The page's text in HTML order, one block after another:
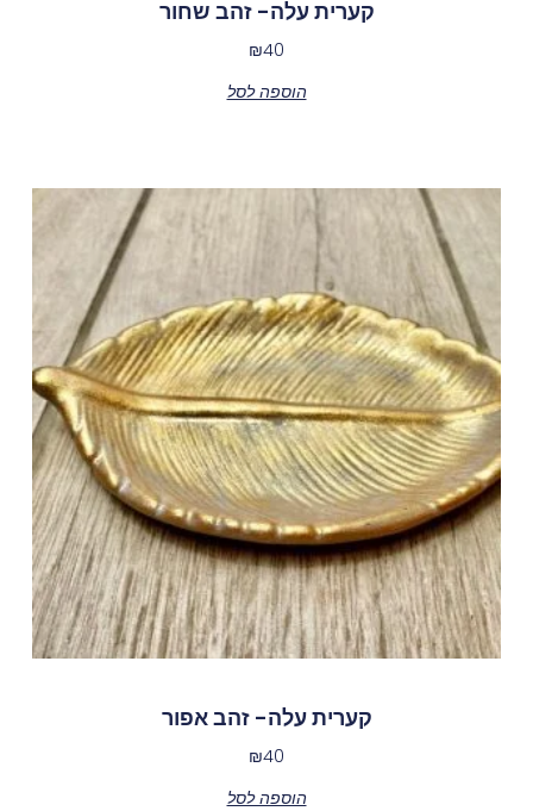
קערית עלה- זהב שחור
₪40
הוספה לסל
קערית עלה- זהב אפור
₪40
הוספה לסל